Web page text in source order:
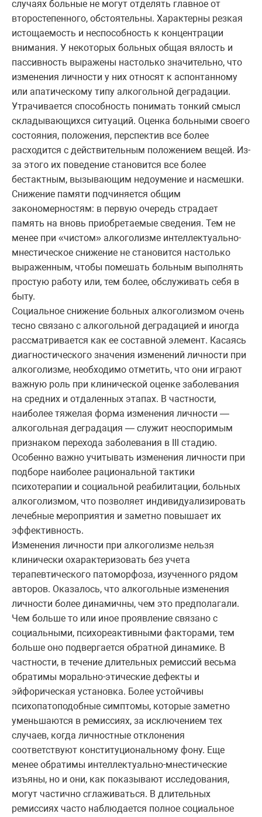
случаях больные не могут отделять главное от
второстепенного, обстоятельны. Характерны резкая
истощаемость и неспособность к концентрации
внимания. У некоторых больных общая вялость и
пассивность выражены настолько значительно, что
изменения личности у них относят к аспонтанному
или апатическому типу алкогольной деградации.
Утрачивается способность понимать тонкий смысл
складывающихся ситуаций. Оценка больными своего
состояния, положения, перспектив все более
расходится с действительным положением вещей. Из-
за этого их поведение становится все более
бестактным, вызывающим недоумение и насмешки.
Снижение памяти подчиняется общим
закономерностям: в первую очередь страдает
память на вновь приобретаемые сведения. Тем не
менее при «чистом» алкоголизме интеллектуально-
мнестическое снижение не становится настолько
выраженным, чтобы помешать больным выполнять
простую работу или, тем более, обслуживать себя в
быту.
Социальное снижение больных алкоголизмом очень
тесно связано с алкогольной деградацией и иногда
рассматривается как ее составной элемент. Касаясь
диагностического значения изменений личности при
алкоголизме, необходимо отметить, что они играют
важную роль при клинической оценке заболевания
на средних и отдаленных этапах. В частности,
наиболее тяжелая форма изменения личности —
алкогольная деградация — служит неоспоримым
признаком перехода заболевания в III стадию.
Особенно важно учитывать изменения личности при
подборе наиболее рациональной тактики
психотерапии и социальной реабилитации, больных
алкоголизмом, что позволяет индивидуализировать
лечебные мероприятия и заметно повышает их
эффективность.
Изменения личности при алкоголизме нельзя
клинически охарактеризовать без учета
терапевтического патоморфоза, изученного рядом
авторов. Оказалось, что алкогольные изменения
личности более динамичны, чем это предполагали.
Чем больше то или иное проявление связано с
социальными, психореактивными факторами, тем
больше оно подвергается обратной динамике. В
частности, в течение длительных ремиссий весьма
обратимы морально-этические дефекты и
эйфорическая установка. Более устойчивы
психопатоподобные симптомы, которые заметно
уменьшаются в ремиссиях, за исключением тех
случаев, когда личностные отклонения
соответствуют конституциональному фону. Еще
менее обратимы интеллектуально-мнестические
изъяны, но и они, как показывают исследования,
могут частично сглаживаться. В длительных
ремиссиях часто наблюдается полное социальное